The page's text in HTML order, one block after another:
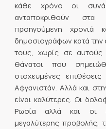
κάθε χρόνο οι
ανταποκριθούν
προηγούμενη χρονιά
δημοσιογράφων κατά την
τους, χωρίς σε αυτούς
θάνατοι που
στοχευμένες
Αφγανιστάν. Αλλά και
είναι καλύτερες. Οι
Ρωσία αλλά και οι
μεγαλύτερης προβολής,